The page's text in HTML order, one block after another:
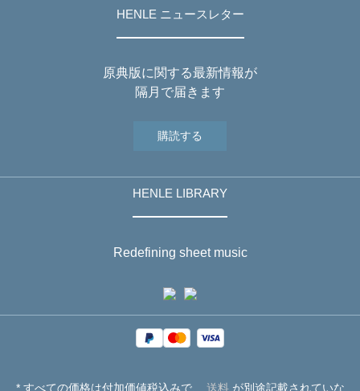
HENLE ニュースレター
原典版に関する最新情報が
隔月で届きます
購読する
HENLE LIBRARY
Redefining sheet music
* すべての価格は付加価値税込みで、 送料が別途記載されていな